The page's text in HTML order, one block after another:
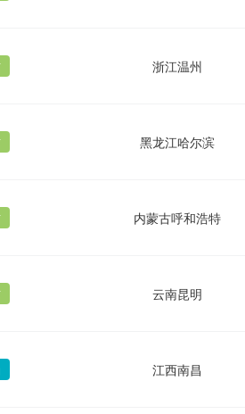
浙江温州
黑龙江哈尔滨
内蒙古呼和浩特
云南昆明
江西南昌